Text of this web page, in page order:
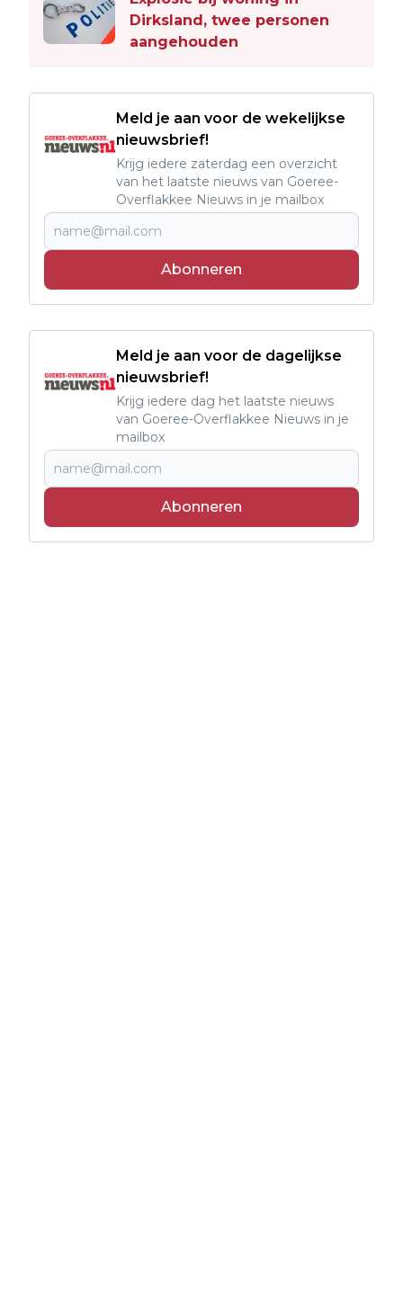
Dirksland, twee personen
aangehouden
Meld je aan voor de wekelijkse
nieuwsbrief!
Krijg iedere zaterdag een overzicht
van het laatste nieuws van Goeree-
Overflakkee Nieuws in je mailbox
Abonneren
Meld je aan voor de dagelijkse
nieuwsbrief!
Krijg iedere dag het laatste nieuws
van Goeree-Overflakkee Nieuws in je
mailbox
Abonneren